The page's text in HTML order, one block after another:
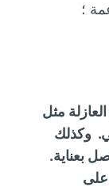
؛
مثل
وكذلك
بعناية.
على